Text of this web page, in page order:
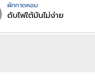
ผักกาดหอม
ดับไฟใต้มันไม่ง่าย